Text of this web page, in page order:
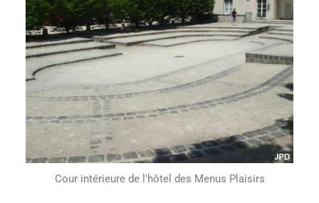
Cour intérieure de l'hôtel des Menus Plaisirs